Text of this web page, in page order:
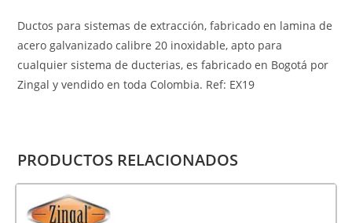
Ductos para sistemas de extracción, fabricado en lamina de
acero galvanizado calibre 20 inoxidable, apto para
cualquier sistema de ducterias, es fabricado en Bogotá por
Zingal y vendido en toda Colombia. Ref: EX19
PRODUCTOS RELACIONADOS